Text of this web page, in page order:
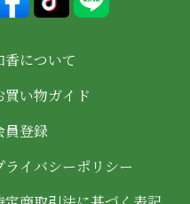
香について
買い物ガイド
員登録
ライバシーポリシー